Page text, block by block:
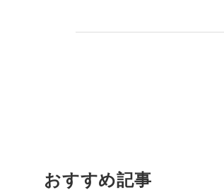
おすすめ記事